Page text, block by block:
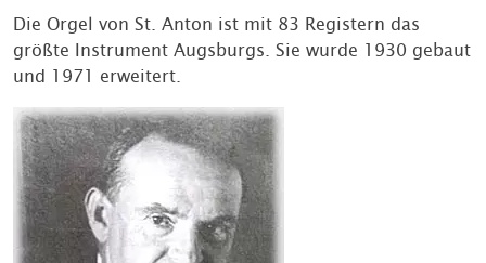
Die Orgel von St. Anton ist mit 83 Registern das
größte Instrument Augsburgs. Sie wurde 1930 gebaut
und 1971 erweitert.